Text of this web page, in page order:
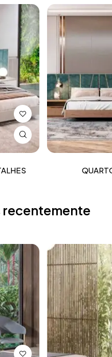
recentemente